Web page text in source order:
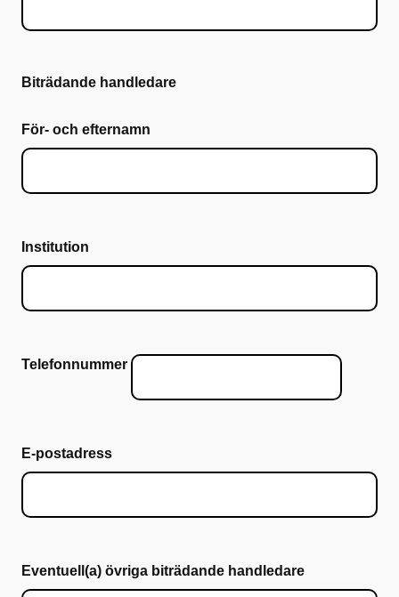
Biträdande handledare
För- och efternamn
Institution
Telefonnummer
E-postadress
Eventuell(a) övriga biträdande handledare